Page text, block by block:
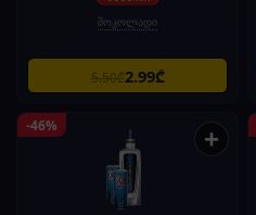
შოკოლადი
5.50₾2.99₾
-46% +